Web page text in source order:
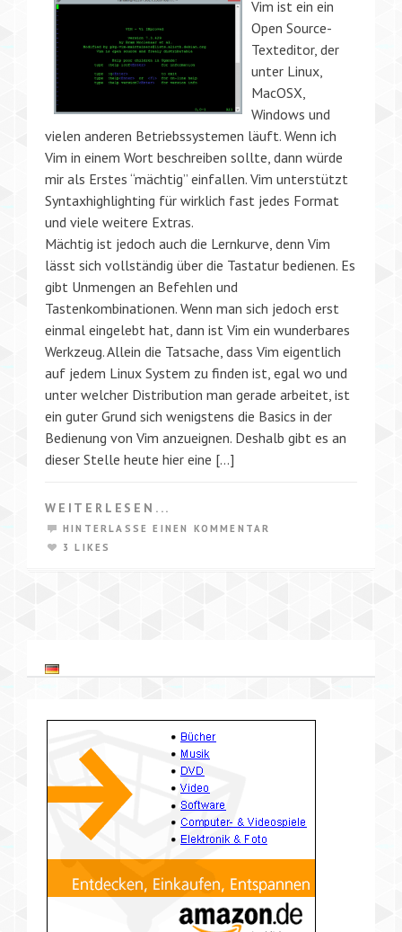
Vim ist ein ein
Open Source-
Texteditor, der
unter Linux,
MacOSX,
Windows und
vielen anderen Betriebssystemen läuft. Wenn ich
Vim in einem Wort beschreiben sollte, dann würde
mir als Erstes “mächtig” einfallen. Vim unterstützt
Syntaxhighlighting für wirklich fast jedes Format
und viele weitere Extras.
Mächtig ist jedoch auch die Lernkurve, denn Vim
lässt sich vollständig über die Tastatur bedienen. Es
gibt Unmengen an Befehlen und
Tastenkombinationen. Wenn man sich jedoch erst
einmal eingelebt hat, dann ist Vim ein wunderbares
Werkzeug. Allein die Tatsache, dass Vim eigentlich
auf jedem Linux System zu finden ist, egal wo und
unter welcher Distribution man gerade arbeitet, ist
ein guter Grund sich wenigstens die Basics in der
Bedienung von Vim anzueignen. Deshalb gibt es an
dieser Stelle heute hier eine […]
WEITERLESEN...
HINTERLASSE EINEN KOMMENTAR
3 LIKES